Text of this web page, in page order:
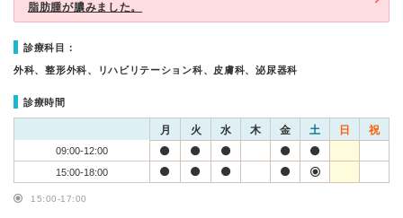
脂肪腫が膿みました。
診療科目：
外科、整形外科、リハビリテーション科、皮膚科、泌尿器科
診療時間
月 火 水 木 金 土 日 祝
09:00-12:00
15:00-18:00
15:00-17:00